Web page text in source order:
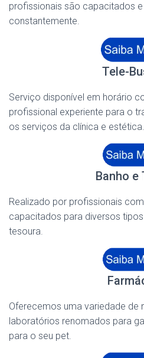
profissionais são capacitados
constantemente.
Tele-
Serviço disponível em horário
profissional experiente para o
os serviços da clínica e estética.
Banho e
Realizado por profissionais
capacitados para diversos
tesoura.
Oferecemos uma variedade de
laboratórios renomados para
para o seu pet.